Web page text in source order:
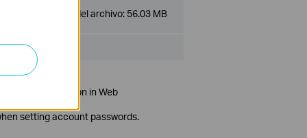
Tamaño del archivo: 56.03 MB
configuration in Web
setting account passwords.